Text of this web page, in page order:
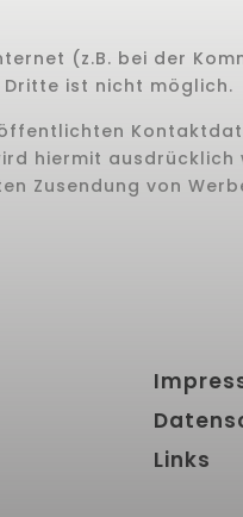
(z.B. bei der
ist nicht möglich.
hiermit ausdrücklich
Zusendung von
Links